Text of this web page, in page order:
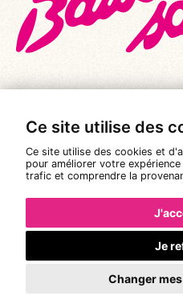
Ce site utilise des
Ce site utilise des cookies et
pour améliorer votre
trafic et comprendre la
Je
Changer
© Tous droits réservés 2026 |
Mentions légales
Politique de confidentialité
Conditions Générales de Vente
Réalisation :Pixéine